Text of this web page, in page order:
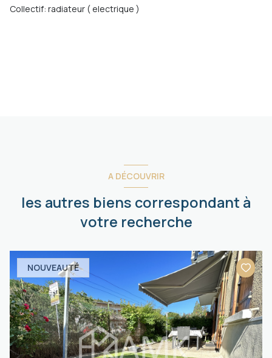
collectif: radiateur ( electrique )
A DÉCOUVRIR
les autres biens correspondant à
votre recherche
NOUVEAUTÉ